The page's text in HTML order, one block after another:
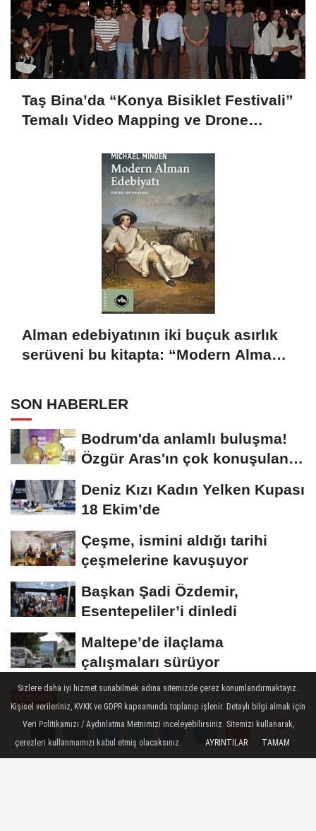
Yorumlar
Taş Bina’da “Konya Bisiklet Festivali”
Temalı Video Mapping ve Drone
Alman edebiyatının iki buçuk asırlık
serüveni bu kitapta: “Modern Alman
SON HABERLER
Bodrum'da anlamlı buluşma!
Özgür Aras'ın çok konuşulan
Deniz Kızı Kadın Yelken Kupası
18 Ekim’de
Çeşme, ismini aldığı tarihi
çeşmelerine kavuşuyor
Başkan Şadi Özdemir,
Esentepeliler’i dinledi
Maltepe’de ilaçlama
çalışmaları sürüyor
Yayınlanma: 18 Mayıs 2026 - 10:44
"Köprübaşı İlk Kez Sıcak Asfaltla
Yorumlar
Sizlere daha iyi hizmet sunabilmek adına sitemizde çerez konumlandırmaktayız.
Kişisel verileriniz, KVKK ve GDPR kapsamında toplanıp işlenir. Detaylı bilgi almak için
Veri Politikamızı / Aydınlatma Metnimizi inceleyebilirsiniz. Sitemizi kullanarak,
çerezleri kullanmamızı kabul etmiş olacaksınız.
AYRINTILAR TAMAM